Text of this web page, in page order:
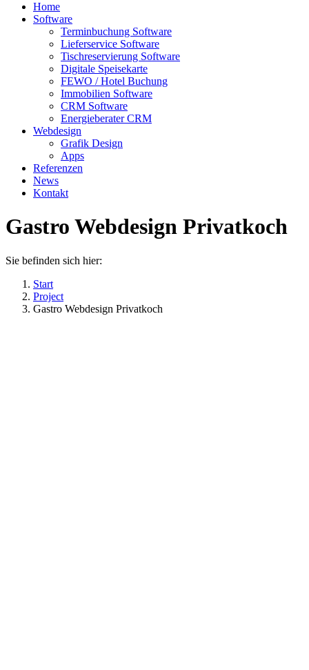
Home
Software
Terminbuchung Software
Lieferservice Software
Tischreservierung Software
Digitale Speisekarte
FEWO / Hotel Buchung
Immobilien Software
CRM Software
Energieberater CRM
Webdesign
Grafik Design
Apps
Referenzen
News
Kontakt
Gastro Webdesign Privatkoch
Sie befinden sich hier:
Start
Project
Gastro Webdesign Privatkoch